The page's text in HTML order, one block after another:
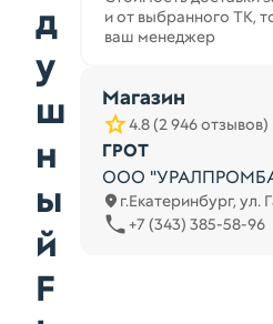
д
у
ш
н
ы
й
F
и от выбранного ТК,
ваш менеджер
Магазин
4.8 (2 946 отзывов)
ГРОТ
ООО
г.Екатеринбург, ул.
+7 (343) 385-58-96